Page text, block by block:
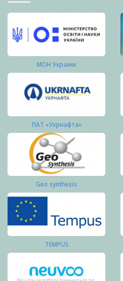
МОН України
ПАТ «Укрнафта»
Geo synthesis
TEMPUS